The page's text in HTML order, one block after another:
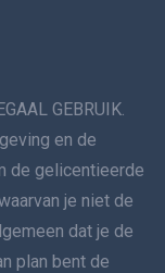
GEBRUIK.
en de
de gelicentieerde
je niet de
dat je de
plan bent de